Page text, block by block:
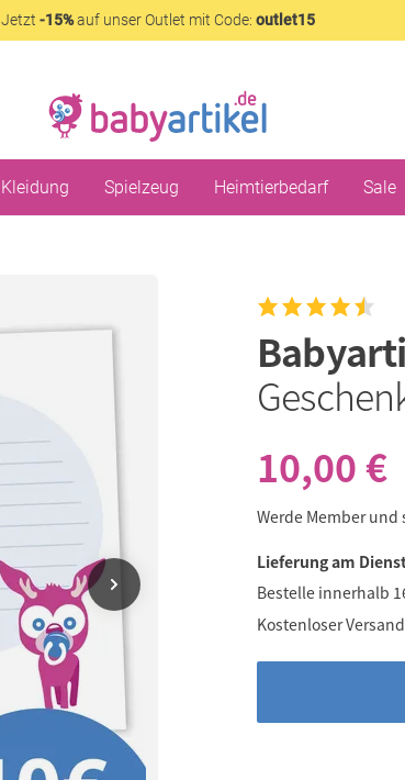
Jetzt -15%auf unser Outlet mit Code: outlet15
Kleidung Spielzeug Heimtierbedarf Sale
10,00 €
Werde Member und
Lieferung am
Bestelle innerhalb
Kostenloser